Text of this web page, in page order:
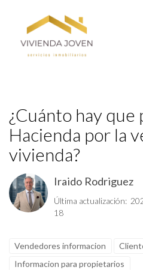
¿Cuánto hay que
Hacienda por la
vivienda?
Iraido Rodriguez
Última actualización:
18
Vendedores informacion
Informacion para propietarios